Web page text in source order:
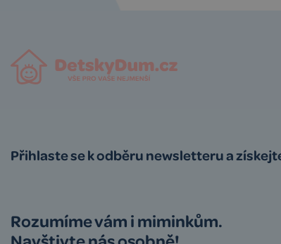
Přihlaste se k odběru newsletteru a
Rozumíme vám i miminkům.